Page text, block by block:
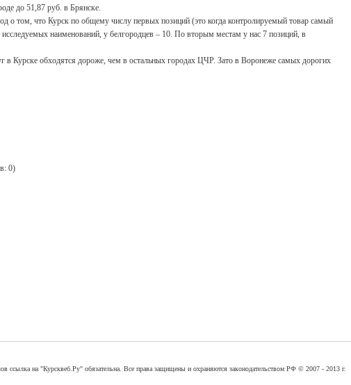
до 51,87 руб. в Брянске.
том, что Курск по общему числу первых позиций (это когда контролируемый товар самый
наименований, у белгородцев – 10. По вторым местам у нас 7 позиций, в
в Курске обходятся дороже, чем в остальных городах ЦЧР. Зато в Воронеже самых дорогих
0)
ссылка на "Курсквеб.Ру" обязательна. Все права защищены и охраняются законодательством РФ © 2007 - 2013 г.